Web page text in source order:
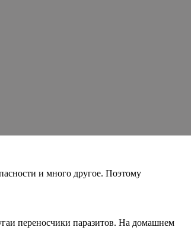
и много другое. Поэтому
переносчики паразитов. На домашнем